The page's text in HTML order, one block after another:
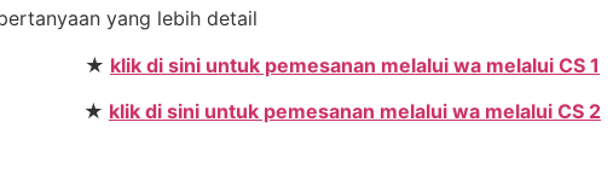
yang lebih detail
★ klik di sini untuk pemesanan melalui wa melalui CS 1
★ klik di sini untuk pemesanan melalui wa melalui CS 2